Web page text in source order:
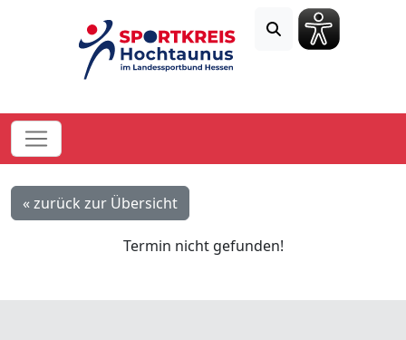
« zurück zur Übersicht
Termin nicht gefunden!